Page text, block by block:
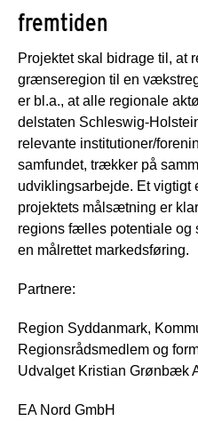
fremtiden
Projektet skal bidrage til, at
grænseregion til en
er bl.a., at alle regionale
delstaten Schleswig-
relevante institutioner/
samfundet, trækker på
udviklingsarbejde. Et vigtigt
projektets målsætning er
regions fælles potentiale
en målrettet markedsføring.
Partnere:
Region Syddanmark,
Regionsrådsmedlem og
Udvalget Kristian Grønbæk
EA Nord GmbH